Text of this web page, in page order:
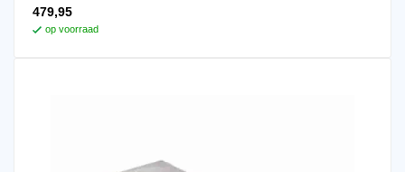
479,95
op voorraad